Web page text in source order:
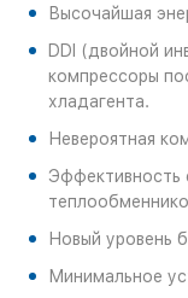
Высочайшая
DDI (двойной
компрессоры
хладагента.
Невероятная
Новый уровень
Минимальное